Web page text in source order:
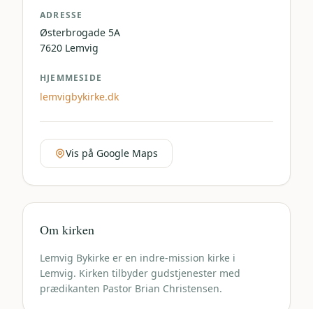
ADRESSE
Østerbrogade 5A
7620 Lemvig
HJEMMESIDE
lemvigbykirke.dk
Vis på Google Maps
Om kirken
Lemvig Bykirke er en indre-mission kirke i
Lemvig. Kirken tilbyder gudstjenester med
prædikanten Pastor Brian Christensen.